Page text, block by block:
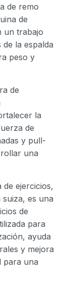
de remo
de
un trabajo
la espalda
peso y
de
la
de
y pull-
una
de ejercicios,
es una
de
para
ayuda
y mejora
para una